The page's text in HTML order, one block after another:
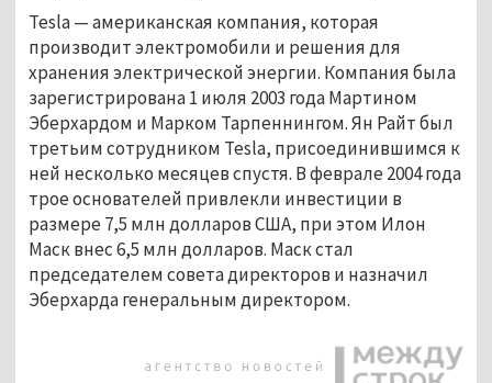
Tesla — американская компания, которая
производит электромобили и решения для
хранения электрической энергии. Компания была
зарегистрирована 1 июля 2003 года Мартином
Эберхардом и Марком Тарпеннингом. Ян Райт был
третьим сотрудником Tesla, присоединившимся к
ней несколько месяцев спустя. В феврале 2004 года
трое основателей привлекли инвестиции в
размере 7,5 млн долларов США, при этом Илон
Маск внес 6,5 млн долларов. Маск стал
председателем совета директоров и назначил
Эберхарда генеральным директором.